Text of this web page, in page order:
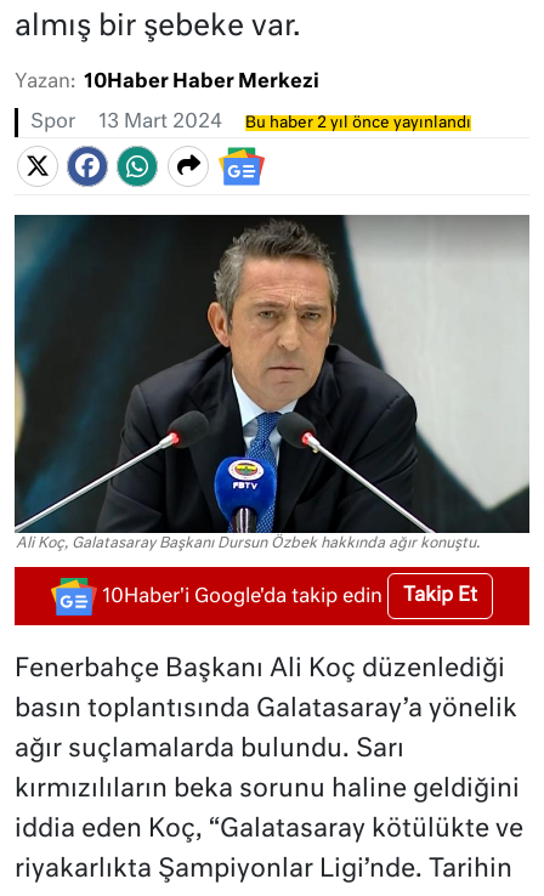
almış bir şebeke var.
Yazan: 10Haber Haber Merkezi
Spor 13 Mart 2024 Bu haber 2 yıl önce yayınlandı
Ali Koç, Galatasaray Başkanı Dursun Özbek hakkında ağır konuştu.
10Haber'i Google'da takip edin Takip Et
Fenerbahçe Başkanı Ali Koç düzenlediği
basın toplantısında Galatasaray’a yönelik
ağır suçlamalarda bulundu. Sarı
kırmızılıların beka sorunu haline geldiğini
iddia eden Koç, “Galatasaray kötülükte ve
riyakarlıkta Şampiyonlar Ligi’nde. Tarihin